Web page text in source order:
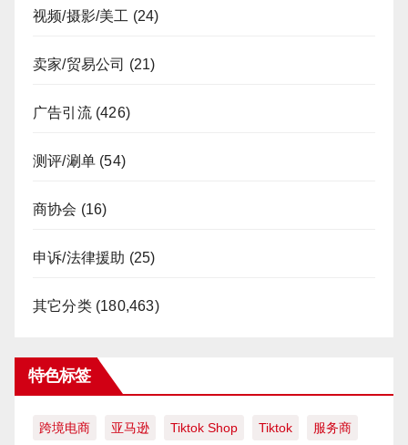
视频/摄影/美工 (24)
卖家/贸易公司 (21)
广告引流(426)
测评/涮单 (54)
商协会 (16)
申诉/法律援助 (25)
其它分类(180,463)
特色标签
跨境电商 亚马逊 Tiktok Shop Tiktok 服务商